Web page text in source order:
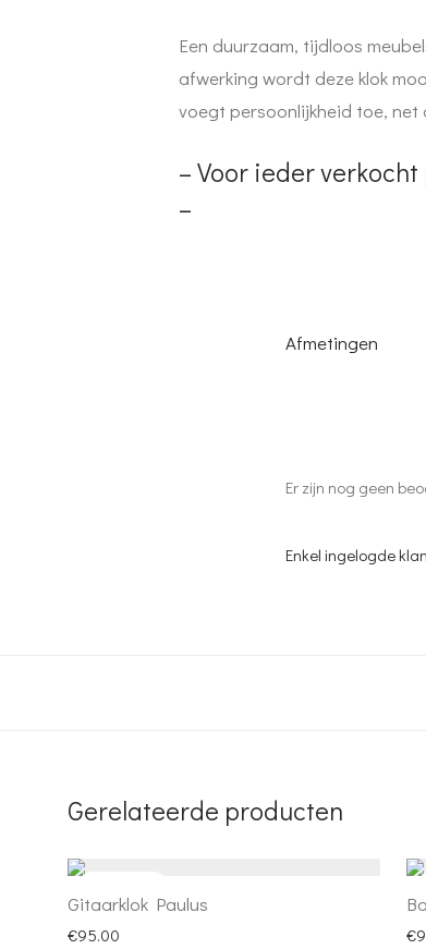
Een duurzaam, tijdloos
afwerking wordt deze klok
voegt persoonlijkheid toe, net
– Voor ieder
–
Afmetingen
Er zijn nog geen
Enkel ingelogde
Gerelateerde producten
Gitaarklok Paulus
€95.00 €